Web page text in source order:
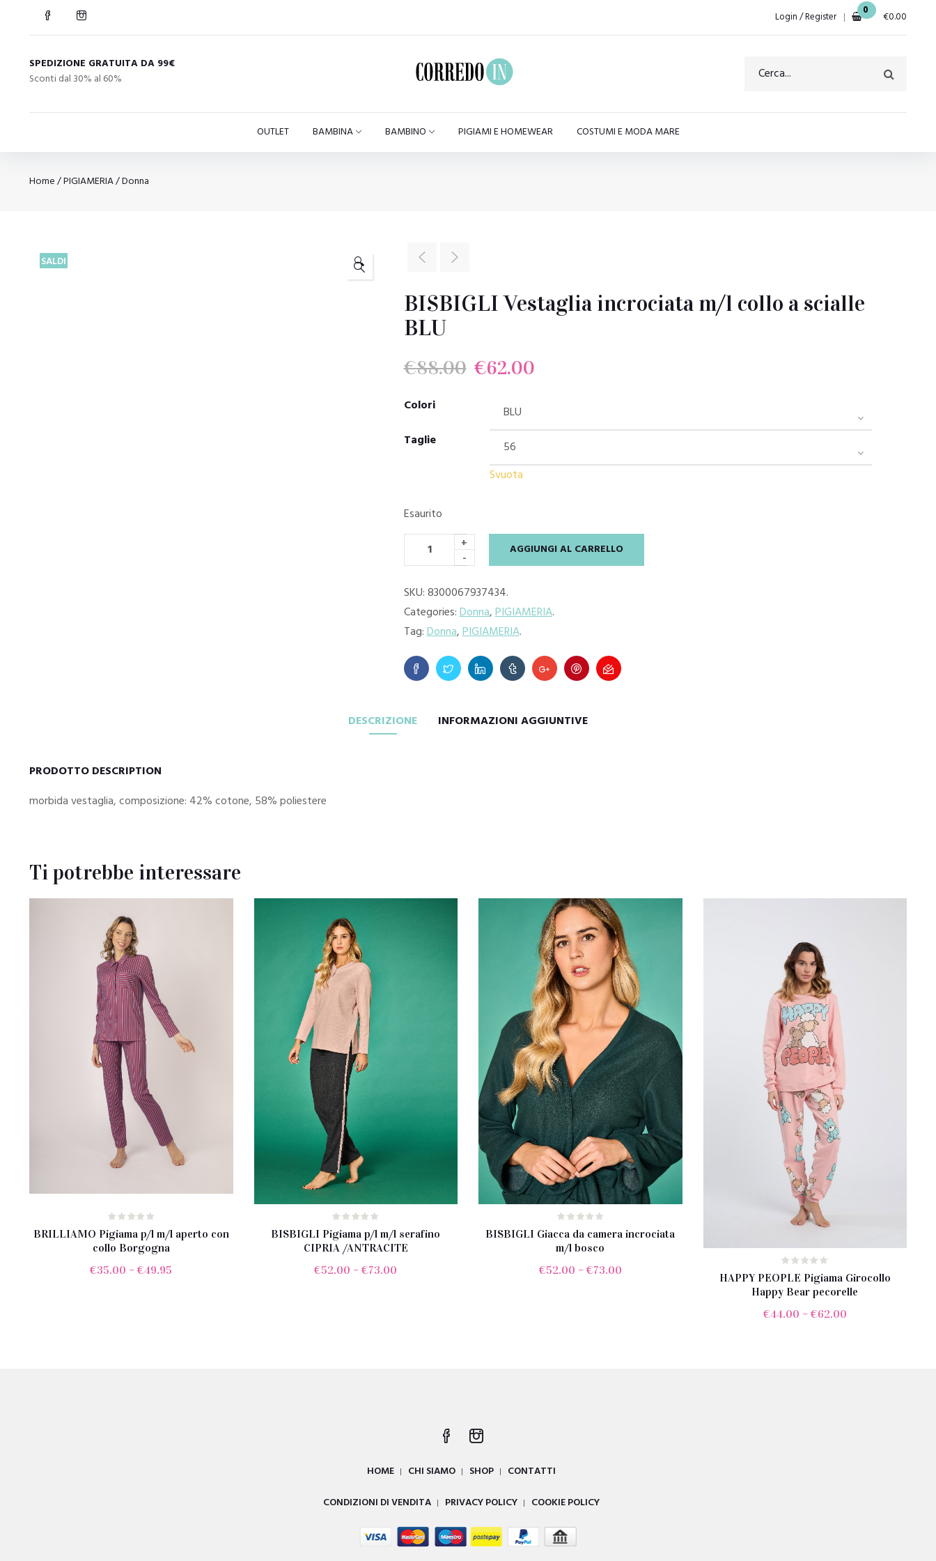
Login / Register 0 €0.00
SPEDIZIONE GRATUITA DA 99€
Sconti dal 30% al 60%
OUTLET BAMBINA BAMBINO PIGIAMI E HOMEWEAR COSTUMI E MODA MARE
Home/PIGIAMERIA/Donna
SALDI 🔍
BISBIGLI Vestaglia incrociata m/l collo a scialle
BLU
€88.00 Il
prezzo
originale
era:
€62.00Il
attuale
è:
Colori
Taglie
Svuota
Esaurito
+
-
AGGIUNGI AL CARRELLO
SKU:8300067937434.
Categories:Donna,PIGIAMERIA.
Tag:Donna,PIGIAMERIA.
DESCRIZIONE INFORMAZIONI AGGIUNTIVE
PRODOTTO DESCRIPTION
morbida vestaglia, composizione: 42% cotone, 58% poliestere
Ti potrebbe interessare
BRILLIAMO Pigiama p/l m/l aperto con
collo Borgogna
€35.00 –€49.95
BISBIGLI Pigiama p/l m/l serafino
CIPRIA /ANTRACITE
€52.00 –€73.00
BISBIGLI Giacca da camera incrociata
m/l bosco
€52.00 – €73.00
HAPPY PEOPLE Pigiama Girocollo
Happy Bear pecorelle
€44.00 – €62.00
HOME CHI SIAMO SHOP
CONTATTI
CONDIZIONI DI VENDITA
PRIVACY POLICY COOKIE POLICY